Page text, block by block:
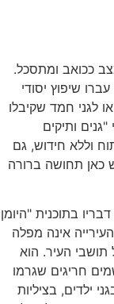
תיארה לרדיו 90 את המצב ככואב ומתסכל.
שיפוץ יסודי
לגני חמד שקיבלו
ותיקים
וללא חידוש, גם
כאן תחושה ברורה
בתוכנית "היומן
אינה מפלה
תושבי העיר. הוא
חריגים שגרמו
ילדים, בציליות